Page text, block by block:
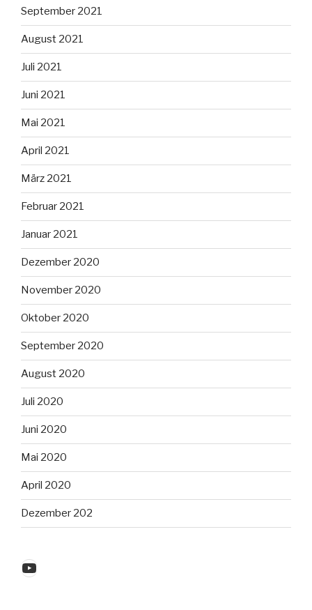
September 2021
August 2021
Juli 2021
Juni 2021
Mai 2021
April 2021
März 2021
Februar 2021
Januar 2021
Dezember 2020
November 2020
Oktober 2020
September 2020
August 2020
Juli 2020
Juni 2020
Mai 2020
April 2020
Dezember 202
YouTube